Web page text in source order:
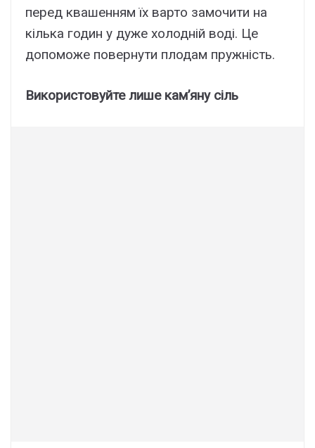
перед квашенням їх варто замочити на
кілька годин у дуже холодній воді. Це
допоможе повернути плодам пружність.
Використовуйте лише кам’яну сіль